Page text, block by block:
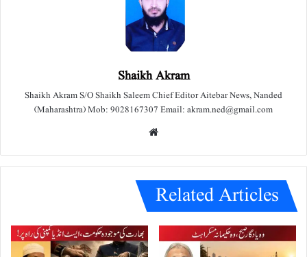
Shaikh Akram
Shaikh Akram S/O Shaikh Saleem Chief Editor Aitebar News, Nanded
(Maharashtra) Mob: 9028167307 Email: akram.ned@gmail.com
e
Related Articles